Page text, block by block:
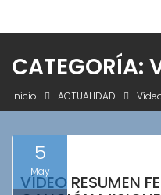
CATEGORÍA:
Inicio ACTUALIDAD
5
May
VÍDEO RESUMEN